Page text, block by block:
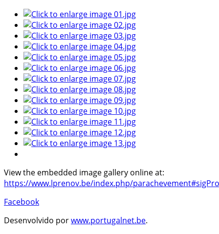
View the embedded image gallery online at:
https://www.lprenov.be/index.php/
Facebook
Desenvolvido porwww.portugalnet.be.